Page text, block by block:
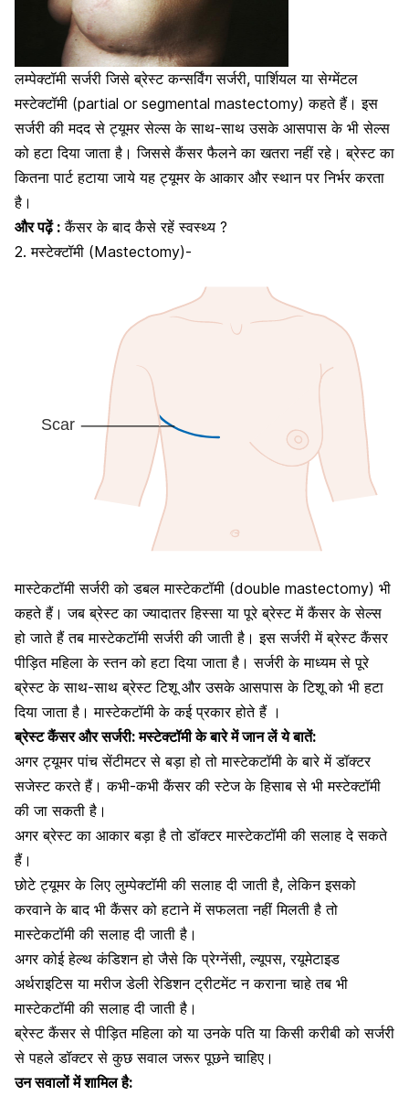
लम्पेक्टॉमी सर्जरी जिसे ब्रेस्ट कन्सर्विंग सर्जरी, पार्शियल या सेग्मेंटल
मस्टेक्टॉमी (partial or segmental mastectomy) कहते हैं। इस
सर्जरी की मदद से ट्यूमर सेल्स के साथ-साथ उसके आसपास के भी सेल्स
को हटा दिया जाता है। जिससे कैंसर फैलने का खतरा नहीं रहे। ब्रेस्ट का
कितना पार्ट हटाया जाये यह ट्यूमर के आकार और स्थान पर निर्भर करता
है।
और पढ़ें : कैंसर के बाद कैसे रहें स्वस्थ्य ?
2. मस्टेक्टॉमी (Mastectomy)-
मास्टेकटॉमी सर्जरी को डबल मास्टेकटॉमी (double mastectomy) भी
कहते हैं। जब ब्रेस्ट का ज्यादातर हिस्सा या पूरे ब्रेस्ट में कैंसर के सेल्स
हो जाते हैं तब मास्टेकटॉमी सर्जरी की जाती है। इस सर्जरी में ब्रेस्ट कैंसर
पीड़ित महिला के स्तन को हटा दिया जाता है। सर्जरी के माध्यम से पूरे
ब्रेस्ट के साथ-साथ ब्रेस्ट टिशू और उसके आसपास के टिशू को भी हटा
दिया जाता है। मास्टेकटॉमी के कई प्रकार होते हैं ।
ब्रेस्ट कैंसर और सर्जरी: मस्टेक्टॉमी के बारे में जान लें ये बातें:
अगर ट्यूमर पांच सेंटीमटर से बड़ा हो तो मास्टेकटॉमी के बारे में डॉक्टर
सजेस्ट करते हैं। कभी-कभी कैंसर की स्टेज के हिसाब से भी मस्टेक्टॉमी
की जा सकती है।
अगर ब्रेस्ट का आकार बड़ा है तो डॉक्टर मास्टेकटॉमी की सलाह दे सकते
हैं।
छोटे ट्यूमर के लिए लुम्पेक्टॉमी की सलाह दी जाती है, लेकिन इसको
करवाने के बाद भी कैंसर को हटाने में सफलता नहीं मिलती है तो
मास्टेकटॉमी की सलाह दी जाती है।
अगर कोई हेल्थ कंडिशन हो जैसे कि प्रेग्नेंसी, ल्यूपस, रयूमेटाइड
अर्थराइटिस या मरीज डेली रेडिशन ट्रीटमेंट न कराना चाहे तब भी
मास्टेकटॉमी की सलाह दी जाती है।
ब्रेस्ट कैंसर से पीड़ित महिला को या उनके पति या किसी करीबी को सर्जरी
से पहले डॉक्टर से कुछ सवाल जरूर पूछने चाहिए।
उन सवालों में शामिल है: